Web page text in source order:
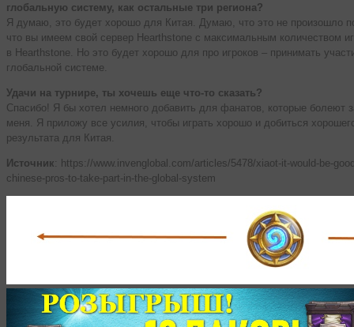
глобальную систему, как остальные три региона?
Я думаю, это будет хорошо для Китая. Думаю, что это не произошло
что вы имеем свой сервер Hearthstone с максимальным количеством
в Hearthstone. Но это будет хорошо для про игроков – принимать
глобальной системе.
Удачи на турнире, ты хочешь еще что-то сказать?
Спасибо! Я бы хотел немного добавить для фанатов, которые болеют
меня. Я приложу все усилия, чтобы играть хорошо и добиться
результата для Китая.
Источник: https://www.invenglobal.com/articles/5478/xiaot-it-would-be-
chinese-pros-to-take-part-in-the-global-system